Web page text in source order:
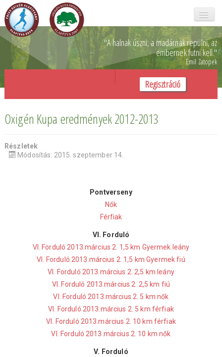
"A halnak úszni, a madárnak repülni,az
embernek futni kell."
Emil Zatopek
Főoldal
Oxigén kupa
Önkéntesek
SZJA 1%
Kapcsolat
Regisztráció
Oxigén Kupa eredmények 2012-2013
Részletek
Módosítás: 2015. szeptember 14.
Pontverseny
Nők
Férfiak
VI. Forduló
VI. Forduló 2013.március 2. 1,5 km Gyermek leány
VI. Forduló 2013.március 2. 1,5 km Gyermek fiú
VI. Forduló 2013.március 2. 2,5 km leány
VI. Forduló 2013.március 2. 2,5 km fiú
VI. Forduló 2013.március 2. 5 km nők
VI. Forduló 2013.március 2. 5 km férfiak
VI. Forduló 2013.március 2. 10 km férfiak
VI. Forduló 2013.március 2. 10 km nők
V. Forduló